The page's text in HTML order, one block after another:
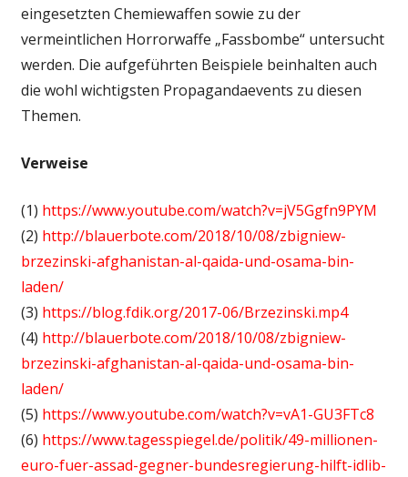
eingesetzten Chemiewaffen sowie zu der
vermeintlichen Horrorwaffe „Fassbombe“ untersucht
werden. Die aufgeführten Beispiele beinhalten auch
die wohl wichtigsten Propagandaevents zu diesen
Themen.
Verweise
(1) https://www.youtube.com/watch?v=jV5Ggfn9PYM
(2) http://blauerbote.com/2018/10/08/zbigniew-
brzezinski-afghanistan-al-qaida-und-osama-bin-
laden/
(3) https://blog.fdik.org/2017-06/Brzezinski.mp4
(4) http://blauerbote.com/2018/10/08/zbigniew-
brzezinski-afghanistan-al-qaida-und-osama-bin-
laden/
(5) https://www.youtube.com/watch?v=vA1-GU3FTc8
(6) https://www.tagesspiegel.de/politik/49-millionen-
euro-fuer-assad-gegner-bundesregierung-hilft-idlib-